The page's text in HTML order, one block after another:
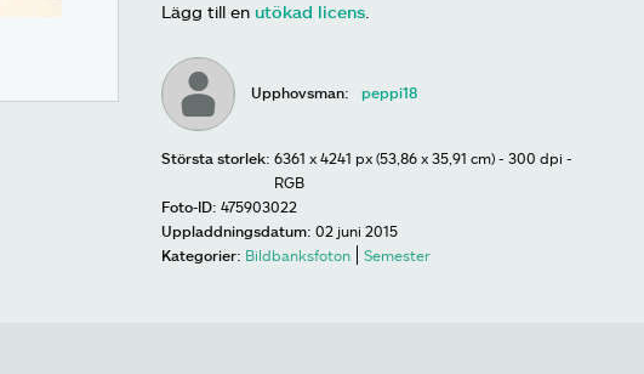
Lägg till en utökad licens
Upphovsman: peppi18
Största storlek: 6361 x 4241 px (53,86 x 35,91 cm) - 300 dpi -
RGB
Foto-ID: 475903022
Uppladdningsdatum: 02 juni 2015
Kategorier: Bildbanksfoton Semester